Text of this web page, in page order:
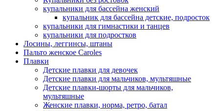
купальники для бассейна женский
купальник для бассейна детские, подросток
купальники для гимнастики и танцев
купальники для подростков
Лосины, леггинсы, штаны
Пальто женское Caroles
Плавки
Детские плавки для девочек
Детские плавки для мальчиков, мультяшные
Детские плавки-шорты для мальчиков,
мультяшные
Женские плавки, норма, ретро, батал